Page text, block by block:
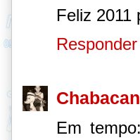
Feliz 2011
Responder
Em